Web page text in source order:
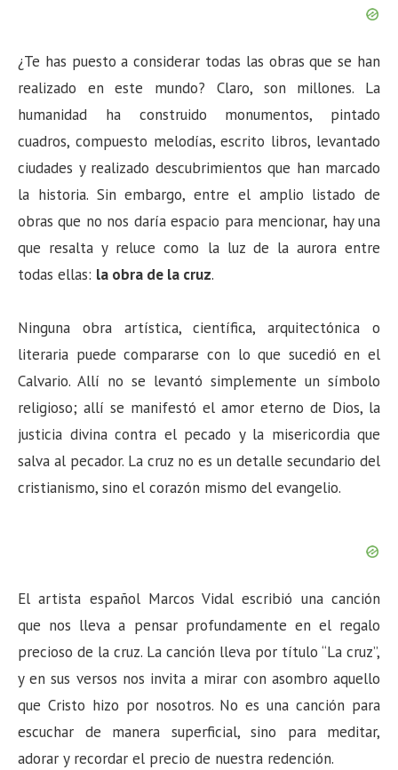
¿Te has puesto a considerar todas las obras que se han
realizado en este mundo? Claro, son millones. La
humanidad ha construido monumentos, pintado
cuadros, compuesto melodías, escrito libros, levantado
ciudades y realizado descubrimientos que han marcado
la historia. Sin embargo, entre el amplio listado de
obras que no nos daría espacio para mencionar, hay una
que resalta y reluce como la luz de la aurora entre
todas ellas: la obra de la cruz.
Ninguna obra artística, científica, arquitectónica o
literaria puede compararse con lo que sucedió en el
Calvario. Allí no se levantó simplemente un símbolo
religioso; allí se manifestó el amor eterno de Dios, la
justicia divina contra el pecado y la misericordia que
salva al pecador. La cruz no es un detalle secundario del
cristianismo, sino el corazón mismo del evangelio.
El artista español Marcos Vidal escribió una canción
que nos lleva a pensar profundamente en el regalo
precioso de la cruz. La canción lleva por título “La cruz”,
y en sus versos nos invita a mirar con asombro aquello
que Cristo hizo por nosotros. No es una canción para
escuchar de manera superficial, sino para meditar,
adorar y recordar el precio de nuestra redención.